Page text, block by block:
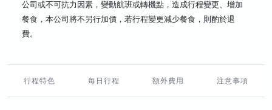
公司或不可抗力因素，變動航班或轉機點，造成行程變更、增加
餐食，本公司將不另行加價，若行程變更減少餐食，則酌於退
費。
行程特色 每日行程 額外費用 注意事項